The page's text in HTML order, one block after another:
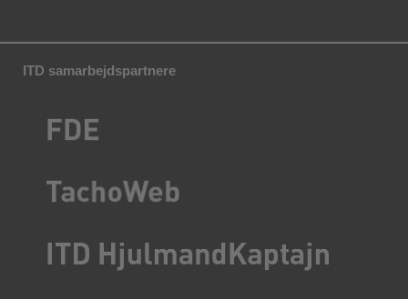
ITD samarbejdspartnere